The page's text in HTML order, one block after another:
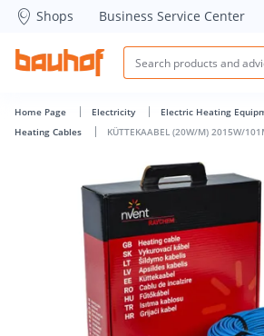
KÜTTEKAABEL (20W/M) 2015W/101M
Shops Business Service Center
Home Page Electricity
Electric Heating
Heating Cables
KÜTTEKAABEL (20W/M) 2015W/